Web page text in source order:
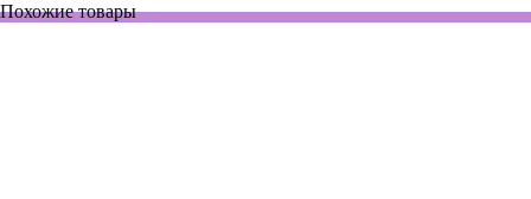
Похожие товары